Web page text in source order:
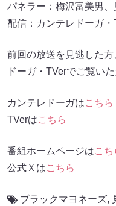
パネラー：梅沢富美男、
配信：カンテレドーガ・
前回の放送を見逃した
ドーガ・TVerでご覧いた
カンテレドーガはこちら
TVerはこちら
番組ホームページはこち
公式Ｘはこちら
ブラックマヨネーズ,